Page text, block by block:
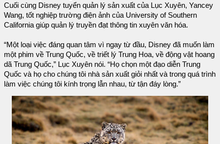
Cuối cùng Disney tuyển quản lý sản xuất của Lục Xuyên, Yancey
Wang, tốt nghiệp trường điện ảnh của University of Southern
California giúp quản lý truyền đạt thông tin xuyên văn hóa.
“Một loại việc đáng quan tâm vì ngay từ đầu, Disney đã muốn làm
một phim về Trung Quốc, về triết lý Trung Hoa, về động vật hoang
dã Trung Quốc,” Lục Xuyên nói. “Họ chọn một đạo diễn Trung
Quốc và họ cho chúng tôi nhà sản xuất giỏi nhất và trong quá trình
làm việc chúng tôi kính trọng lẫn nhau, từ tận đáy lòng.”